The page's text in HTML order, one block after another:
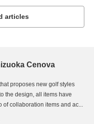
articles
Cenova
proposes new golf styles
the design, all items have
of collaboration items and ac...